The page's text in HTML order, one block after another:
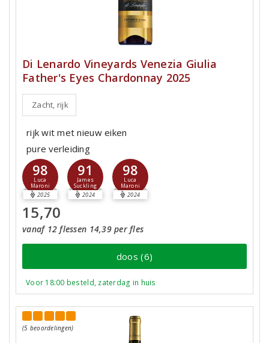
Di Lenardo Vineyards Venezia Giulia
Father's Eyes Chardonnay 2025
Zacht, rijk
rijk wit met nieuw eiken
pure verleiding
98
Luca
Maroni
2025
91
James
Suckling
2024
98
Luca
Maroni
2024
15,70
vanaf 12 flessen 14,39 per fles
doos (6)
Voor 18:00 besteld, zaterdag in huis
(5 beoordelingen)